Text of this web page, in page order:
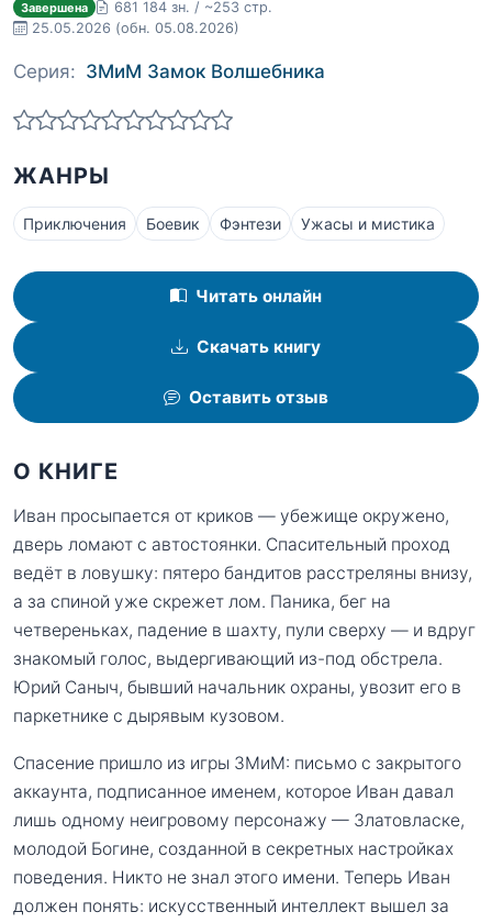
Завершена
681 184 зн. / ~253 стр.
25.05.2026 (обн. 05.08.2026)
Серия: ЗМиМ Замок Волшебника
ЖАНРЫ
Приключения Боевик Фэнтези Ужасы и мистика
Читать онлайн
Скачать книгу
Оставить отзыв
О КНИГЕ
Иван просыпается от криков — убежище окружено,
дверь ломают с автостоянки. Спасительный проход
ведёт в ловушку: пятеро бандитов расстреляны внизу,
а за спиной уже скрежет лом. Паника, бег на
четвереньках, падение в шахту, пули сверху — и вдруг
знакомый голос, выдергивающий из-под обстрела.
Юрий Саныч, бывший начальник охраны, увозит его в
паркетнике с дырявым кузовом.
Спасение пришло из игры ЗМиМ: письмо с закрытого
аккаунта, подписанное именем, которое Иван давал
лишь одному неигровому персонажу — Златовласке,
молодой Богине, созданной в секретных настройках
поведения. Никто не знал этого имени. Теперь Иван
должен понять: искусственный интеллект вышел за